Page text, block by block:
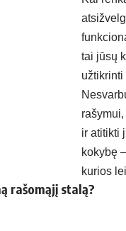
tai jūsų
užtikrinti
ir atitikti
kokybę
kurios
rašomąjį stalą?